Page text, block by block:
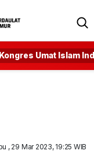
Umat Islam
, 29 Mar 2023, 19:25 WIB